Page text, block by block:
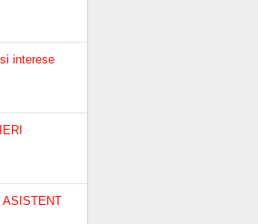
interese
ASISTENT